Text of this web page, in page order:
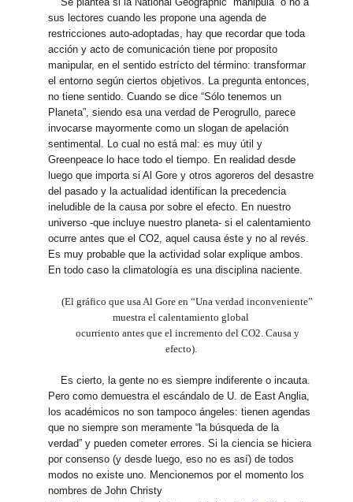
sus lectores cuando les propone una agenda de
restricciones auto-adoptadas, hay que recordar que toda
acción y acto de comunicación tiene por proposito
manipular, en el sentido estrícto del término: transformar
el entorno según ciertos objetivos. La pregunta entonces,
no tiene sentido. Cuando se dice “Sólo tenemos un
Planeta”, siendo esa una verdad de Perogrullo, parece
invocarse mayormente como un slogan de apelación
sentimental. Lo cual no está mal: es muy útil y
Greenpeace lo hace todo el tiempo. En realidad desde
luego que importa si Al Gore y otros agoreros del desastre
del pasado y la actualidad identifican la precedencia
ineludible de la causa por sobre el efecto. En nuestro
universo -que incluye nuestro planeta- si el calentamiento
ocurre antes que el CO2, aquel causa éste y no al revés.
Es muy probable que la actividad solar explique ambos.
En todo caso la climatología es una disciplina naciente.
(El gráfico que usa Al Gore en “Una verdad inconveniente”
muestra el calentamiento global
ocurriento antes que el incremento del CO2. Causa y
efecto).
Es cierto, la gente no es siempre indiferente o incauta.
Pero como demuestra el escándalo de U. de East Anglia,
los académicos no son tampoco ángeles: tienen agendas
que no siempre son meramente “la búsqueda de la
verdad” y pueden cometer errores. Si la ciencia se hiciera
por consenso (y desde luego, eso no es así) de todos
modos no existe uno. Mencionemos por el momento los
nombres de John Christy